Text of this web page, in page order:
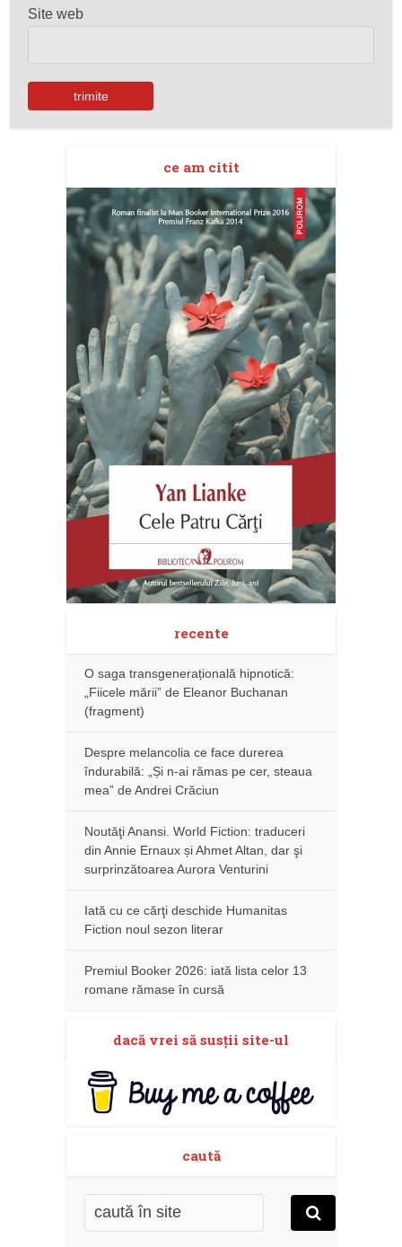
Site web
ce am citit
recente
O saga transgenerațională hipnotică:
„Fiicele mării” de Eleanor Buchanan
(fragment)
Despre melancolia ce face durerea
îndurabilă: „Și n-ai rămas pe cer, steaua
mea” de Andrei Crăciun
Noutăţi Anansi. World Fiction: traduceri
din Annie Ernaux și Ahmet Altan, dar şi
surprinzătoarea Aurora Venturini
Iată cu ce cărţi deschide Humanitas
Fiction noul sezon literar
Premiul Booker 2026: iată lista celor 13
romane rămase în cursă
dacă vrei să susţii site-ul
caută